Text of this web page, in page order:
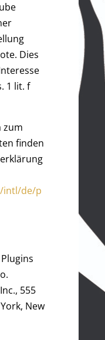
Dies
1 lit. f
zum
finden
intl/de/p
555
New